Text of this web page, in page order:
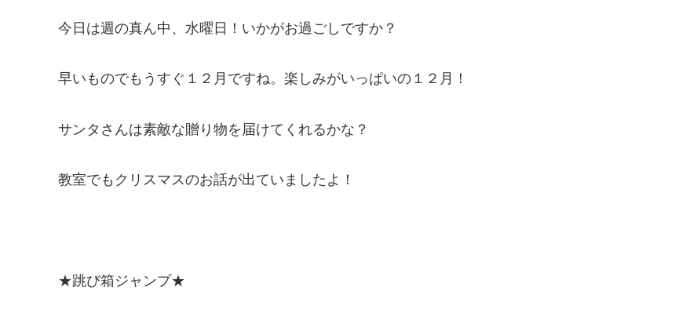
今日は週の真ん中、水曜日！いかがお過ごしですか？
早いものでもうすぐ１２月ですね。楽しみがいっぱいの１２月！
サンタさんは素敵な贈り物を届けてくれるかな？
教室でもクリスマスのお話が出ていましたよ！
★跳び箱ジャンプ★